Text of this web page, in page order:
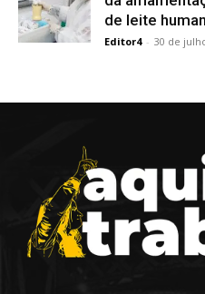
de leite
Editor4 - 30 de